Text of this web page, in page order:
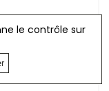
le contrôle sur